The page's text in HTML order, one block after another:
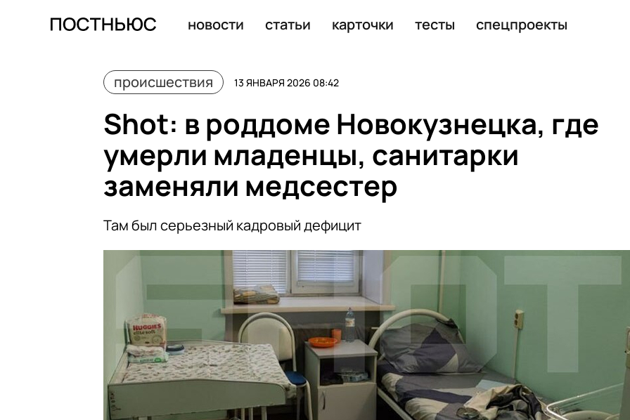
новости статьи карточки тесты спецпроекты
происшествия 13 ЯНВАРЯ 2026 08:42
Shot: в роддоме Новокузнецка, где
умерли младенцы, санитарки
заменяли медсестер
Там был серьезный кадровый дефицит